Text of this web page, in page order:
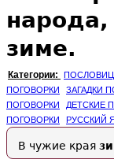
зиме.
Категории:
ПОГОВОРКИ
ЗАГАДКИ
ПОГОВОРКИ
ДЕТСКИЕ
ПОГОВОРКИ
РУССКИЙ
В чужие края